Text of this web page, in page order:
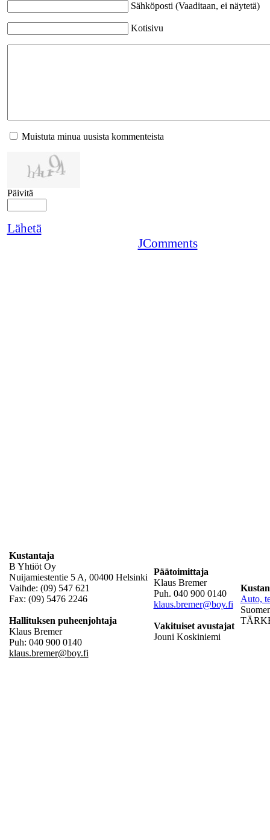
Sähköposti (Vaaditaan, ei näytetä)
Kotisivu
Muistuta minua uusista kommenteista
Päivitä
Lähetä
JComments
Kustantaja
B Yhtiöt Oy
Nuijamiestentie 5 A, 00400 Helsinki
Vaihde: (09) 547 621
Fax: (09) 5476 2246
Hallituksen puheenjohtaja
Klaus Bremer
Puh: 040 900 0140
klaus.bremer@boy.fi
Päätoimittaja
Klaus Bremer
Puh. 040 900 0140
klaus.bremer@boy.fi
Vakituiset avustajat
Jouni Koskiniemi
Auto,